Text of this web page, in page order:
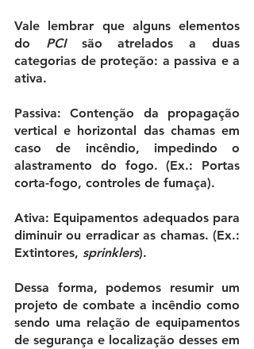
Vale lembrar que alguns elementos
do PCI são atrelados a duas
categorias de proteção: a passiva e a
ativa.
Passiva: Contenção da propagação
vertical e horizontal das chamas em
caso de incêndio, impedindo o
alastramento do fogo. (Ex.: Portas
corta-fogo, controles de fumaça).
Ativa: Equipamentos adequados para
diminuir ou erradicar as chamas. (Ex.:
Extintores, sprinklers).
Dessa forma, podemos resumir um
projeto de combate a incêndio como
sendo uma relação de equipamentos
de segurança e localização desses em